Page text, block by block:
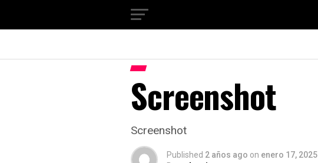
Screenshot
Screenshot
Published 2 años ago on enero 17, 2025